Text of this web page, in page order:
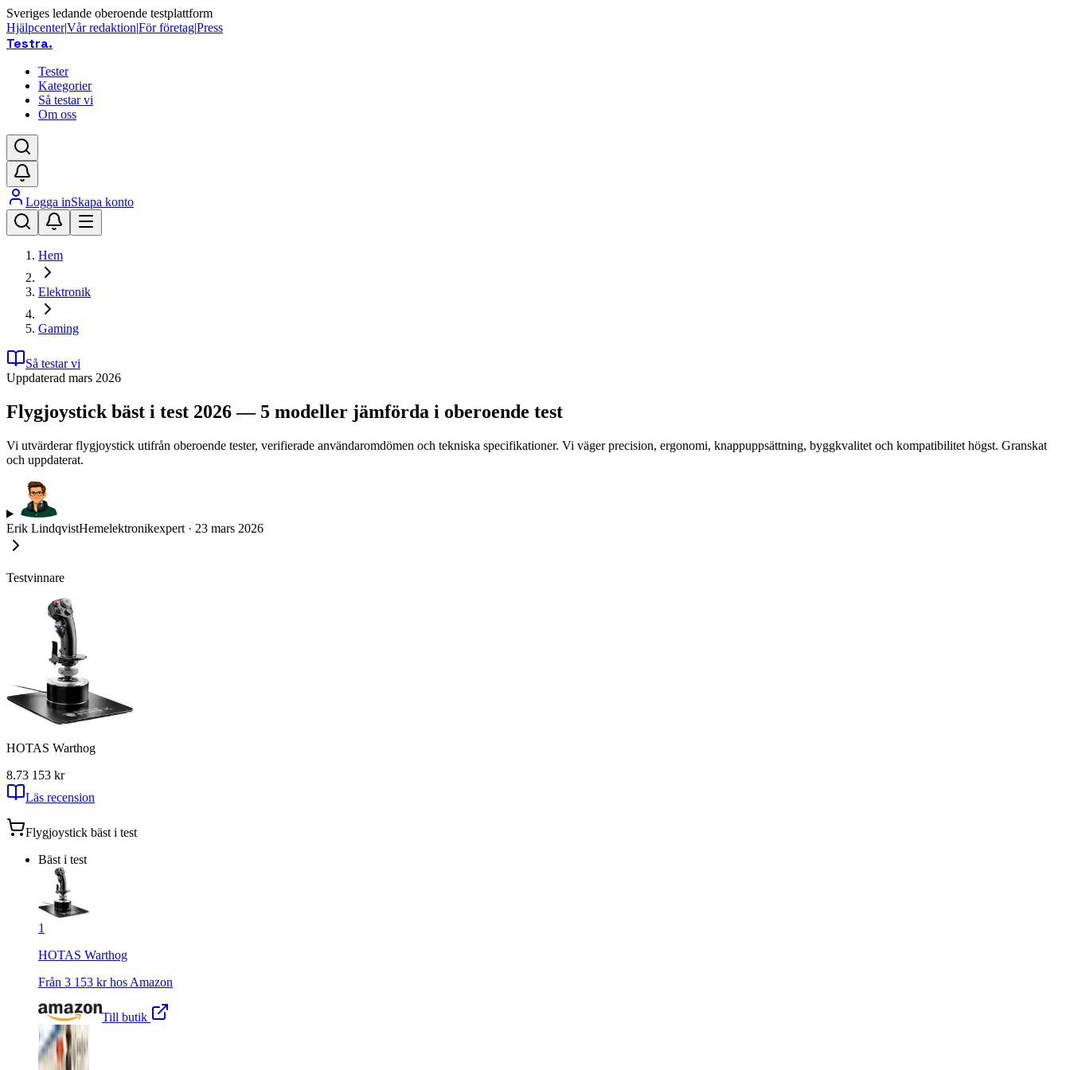
Sveriges ledande oberoende testplattform
Hjälpcenter|Vår redaktion|För företag|Press
Testra.
Tester
Kategorier
Så testar vi
Om oss
Logga inSkapa konto
Hem
Elektronik
Gaming
Så testar vi
Uppdaterad mars 2026
Flygjoystick bäst i test 2026 — 5 modeller jämförda i oberoende test
Vi utvärderar flygjoystick utifrån oberoende tester, verifierade användaromdömen och tekniska specifikationer. Vi väger precision, ergonomi, knappuppsättning, byggkvalitet och kompatibilitet högst. Granskat
och uppdaterat.
Erik LindqvistHemelektronikexpert · 23 mars 2026
Testvinnare
HOTAS Warthog
8.73 153 kr
Läs recension
Flygjoystick bäst i test
Bäst i test
1
HOTAS Warthog
Från 3 153 kr hos Amazon
Till butik